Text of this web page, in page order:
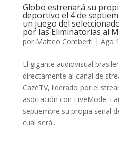
Globo estrenará su
deportivo el 4 de
un juego del
por las Eliminatorias al
por Matteo Comberti | Ago
El gigante audiovisual
directamente al canal de
CazéTV, liderado por el
asociación con LiveMode.
septiembre su propia señal
cual será...